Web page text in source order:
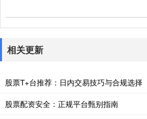
相关更新
股票T+台推荐：日内交易技巧与合规选择
股票配资安全：正规平台甄别指南